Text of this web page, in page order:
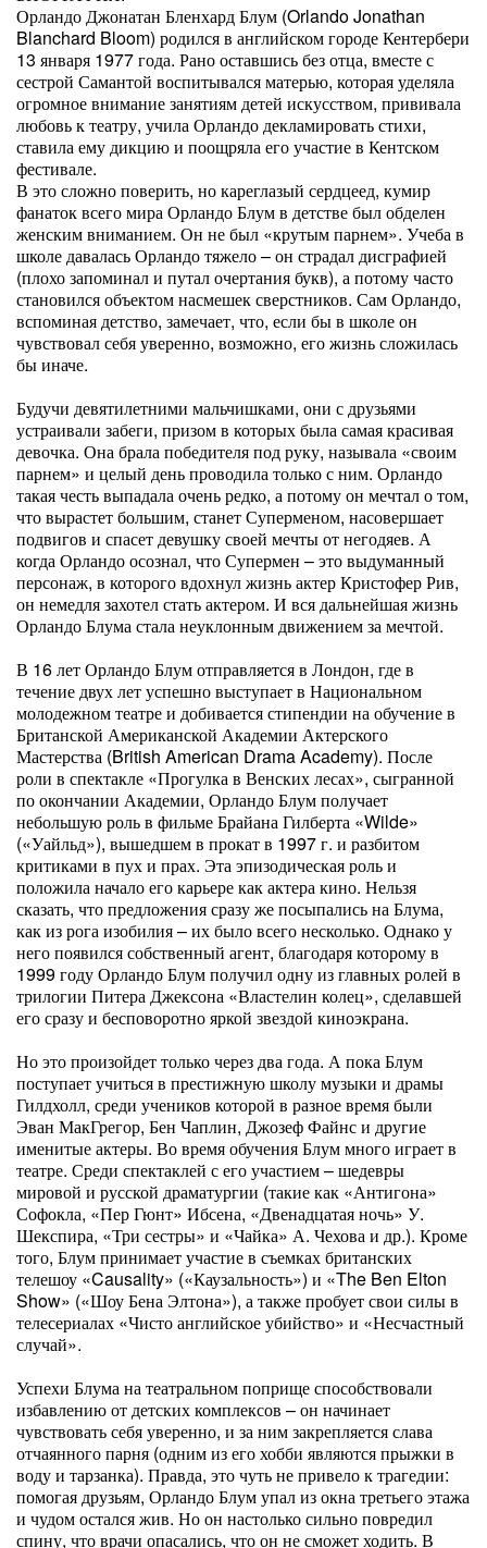
Орландо Джонатан Бленхард Блум (Orlando Jonathan
Blanchard Bloom) родился в английском городе Кентербери
13 января 1977 года. Рано оставшись без отца, вместе с
сестрой Самантой воспитывался матерью, которая уделяла
огромное внимание занятиям детей искусством, прививала
любовь к театру, учила Орландо декламировать стихи,
ставила ему дикцию и поощряла его участие в Кентском
фестивале.
В это сложно поверить, но кареглазый сердцеед, кумир
фанаток всего мира Орландо Блум в детстве был обделен
женским вниманием. Он не был «крутым парнем». Учеба в
школе давалась Орландо тяжело – он страдал дисграфией
(плохо запоминал и путал очертания букв), а потому часто
становился объектом насмешек сверстников. Сам Орландо,
вспоминая детство, замечает, что, если бы в школе он
чувствовал себя уверенно, возможно, его жизнь сложилась
бы иначе.
Будучи девятилетними мальчишками, они с друзьями
устраивали забеги, призом в которых была самая красивая
девочка. Она брала победителя под руку, называла «своим
парнем» и целый день проводила только с ним. Орландо
такая честь выпадала очень редко, а потому он мечтал о том,
что вырастет большим, станет Суперменом, насовершает
подвигов и спасет девушку своей мечты от негодяев. А
когда Орландо осознал, что Супермен – это выдуманный
персонаж, в которого вдохнул жизнь актер Кристофер Рив,
он немедля захотел стать актером. И вся дальнейшая жизнь
Орландо Блума стала неуклонным движением за мечтой.
В 16 лет Орландо Блум отправляется в Лондон, где в
течение двух лет успешно выступает в Национальном
молодежном театре и добивается стипендии на обучение в
Британской Американской Академии Актерского
Мастерства (British American Drama Academy). После
роли в спектакле «Прогулка в Венских лесах», сыгранной
по окончании Академии, Орландо Блум получает
небольшую роль в фильме Брайана Гилберта «Wilde»
(«Уайльд»), вышедшем в прокат в 1997 г. и разбитом
критиками в пух и прах. Эта эпизодическая роль и
положила начало его карьере как актера кино. Нельзя
сказать, что предложения сразу же посыпались на Блума,
как из рога изобилия – их было всего несколько. Однако у
него появился собственный агент, благодаря которому в
1999 году Орландо Блум получил одну из главных ролей в
трилогии Питера Джексона «Властелин колец», сделавшей
его сразу и бесповоротно яркой звездой киноэкрана.
Но это произойдет только через два года. А пока Блум
поступает учиться в престижную школу музыки и драмы
Гилдхолл, среди учеников которой в разное время были
Эван МакГрегор, Бен Чаплин, Джозеф Файнс и другие
именитые актеры. Во время обучения Блум много играет в
театре. Среди спектаклей с его участием – шедевры
мировой и русской драматургии (такие как «Антигона»
Софокла, «Пер Гюнт» Ибсена, «Двенадцатая ночь» У.
Шекспира, «Три сестры» и «Чайка» А. Чехова и др.). Кроме
того, Блум принимает участие в съемках британских
телешоу «Causality» («Каузальность») и «The Ben Elton
Show» («Шоу Бена Элтона»), а также пробует свои силы в
телесериалах «Чисто английское убийство» и «Несчастный
случай».
Успехи Блума на театральном поприще способствовали
избавлению от детских комплексов – он начинает
чувствовать себя уверенно, и за ним закрепляется слава
отчаянного парня (одним из его хобби являются прыжки в
воду и тарзанка). Правда, это чуть не привело к трагедии:
помогая друзьям, Орландо Блум упал из окна третьего этажа
и чудом остался жив. Но он настолько сильно повредил
спину, что врачи опасались, что он не сможет ходить. В